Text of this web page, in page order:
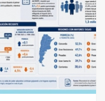
falleció un
en
hasta Axion